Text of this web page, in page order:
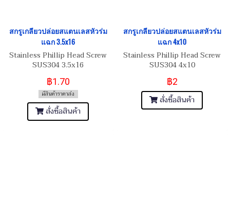
สกรูเกลียวปล่อยสแตนเลสหัวร่ม
แฉก 3.5x16
Stainless Phillip Head Screw
SUS304 3.5x16
฿1.70
มีสินค้าราคาส่ง
สั่งซื้อสินค้า
สกรูเกลียวปล่อยสแตนเลสหัวร่ม
แฉก 4x10
Stainless Phillip Head Screw
SUS304 4x10
฿2
สั่งซื้อสินค้า